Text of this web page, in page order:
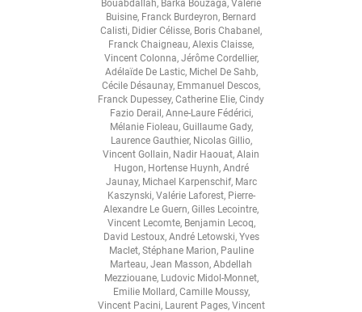
Bouabdallah, Barka Bouzaga, Valérie
Buisine, Franck Burdeyron, Bernard
Calisti, Didier Célisse, Boris Chabanel,
Franck Chaigneau, Alexis Claisse,
Vincent Colonna, Jérôme Cordellier,
Adélaïde De Lastic, Michel De Sahb,
Cécile Désaunay, Emmanuel Descos,
Franck Dupessey, Catherine Elie, Cindy
Fazio Derail, Anne-Laure Fédérici,
Mélanie Fioleau, Guillaume Gady,
Laurence Gauthier, Nicolas Gillio,
Vincent Gollain, Nadir Haouat, Alain
Hugon, Hortense Huynh, André
Jaunay, Michael Karpenschif, Marc
Kaszynski, Valérie Laforest, Pierre-
Alexandre Le Guern, Gilles Lecointre,
Vincent Lecomte, Benjamin Lecoq,
David Lestoux, André Letowski, Yves
Maclet, Stéphane Marion, Pauline
Marteau, Jean Masson, Abdellah
Mezziouane, Ludovic Midol-Monnet,
Emilie Mollard, Camille Moussy,
Vincent Pacini, Laurent Pages, Vincent